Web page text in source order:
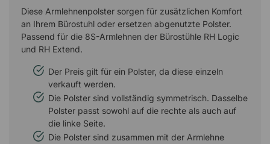
Diese Armlehnenpolster sorgen für zusätzlichen Komfort
an Ihrem Bürostuhl oder ersetzen abgenutzte Polster.
Passend für die 8S-Armlehnen der Bürostühle RH Logic
und RH Extend.
Der Preis gilt für ein Polster, da diese einzeln
verkauft werden.
Die Polster sind vollständig symmetrisch. Dasselbe
Polster passt sowohl auf die rechte als auch auf
die linke Seite.
Die Polster sind zusammen mit der Armlehne